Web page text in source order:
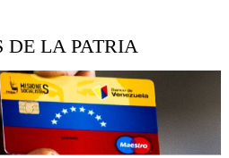
DE LA PATRIA